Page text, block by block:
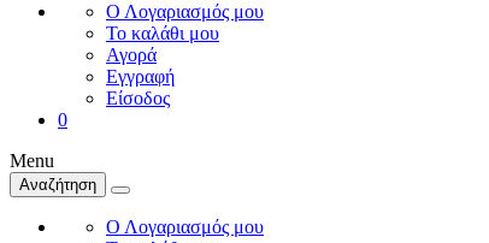
Ο Λογαριασμός μου
Το καλάθι μου
Αγορά
Εγγραφή
Είσοδος
0
Menu
Αναζήτηση
Ο Λογαριασμός μου